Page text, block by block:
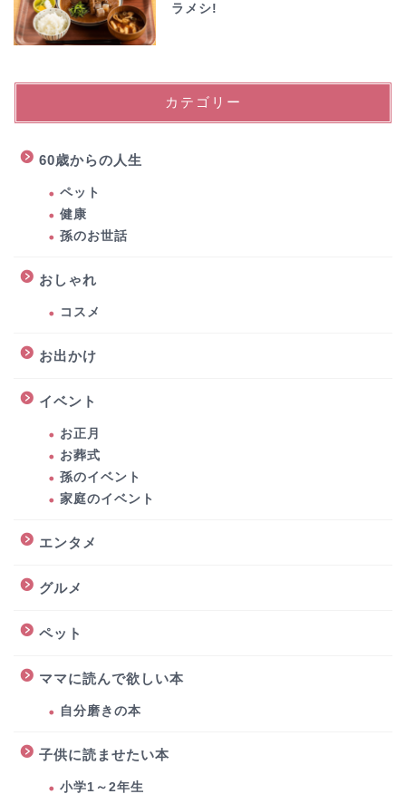
ラメシ!
カテゴリー
60歳からの人生
ペット
健康
孫のお世話
おしゃれ
コスメ
お出かけ
イベント
お正月
お葬式
孫のイベント
家庭のイベント
エンタメ
グルメ
ペット
ママに読んで欲しい本
自分磨きの本
子供に読ませたい本
小学1～2年生